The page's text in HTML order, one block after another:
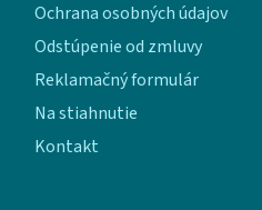
Ochrana osobných údajov
Odstúpenie od zmluvy
Reklamačný formulár
Na stiahnutie
Kontakt